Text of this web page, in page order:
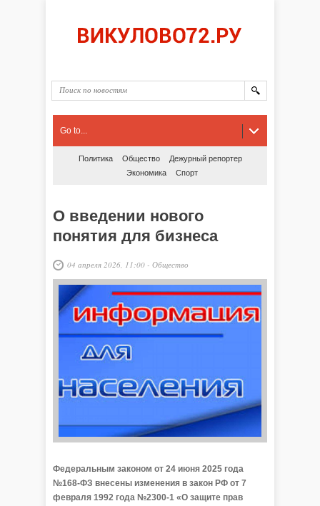
Go to...
Политика Общество
Дежурный репортер
Экономика
Спорт
О введении нового
понятия для бизнеса
04 апреля 2026, 11:00 - Общество
Федеральным законом от 24 июня 2025 года
№168-ФЗ внесены изменения в закон РФ от 7
февраля 1992 года №2300-1 «О защите прав